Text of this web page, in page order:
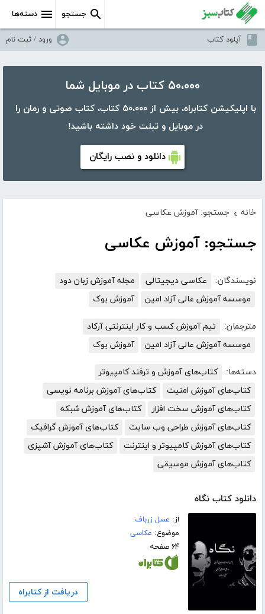
دسته‌ها جستجو
آپلود کتاب ورود / ثبت نام
۵۰،۰۰۰ کتاب در موبایل شما
با اپلیکیشن کتابراه، بیش از ۵۰،۰۰۰ کتاب، کتاب صوتی و رمان را
در موبایل و تبلت خود داشته باشید!
دانلود و نصب رایگان
خانه › جستجو: آموزش عکاسی
جستجو: آموزش عکاسی
نویسندگان: عکاسی دیجیتالی
مجله آموزش زبان دود
موسسه آموزش عالی آزاد امین
آموزش بوک
مترجمان:
تیم آموزش کسب و کار اینترنتی آرکاد
موسسه آموزش عالی آزاد امین
آموزش بوک
دسته‌ها:
کتاب‌های آموزش و ترفند کامپیوتر
کتاب‌های آموزش امنیت
کتاب‌های آموزش برنامه نویسی
کتاب‌های آموزش سخت افزار
کتاب‌های آموزش شبکه
کتاب‌های آموزش طراحی وب سایت
کتاب‌های آموزش گرافیک
کتاب‌های آموزش کامپیوتر و اینترنت
کتاب‌های آموزش آشپزی
کتاب‌های آموزش موسیقی
دانلود کتاب نگاه
از: عسل زرباف
موضوع: عکاسی
۶۴ صفحه
دریافت از کتابراه